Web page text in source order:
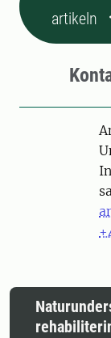
artikeln
Person